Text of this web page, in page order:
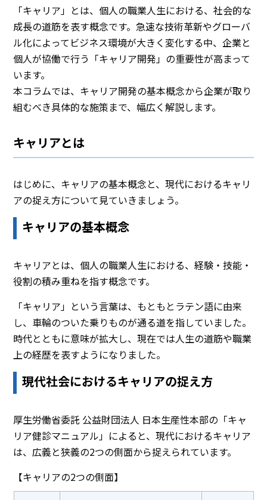
「キャリア」とは、個人の職業人生における、社会的な
成長の道筋を表す概念です。急速な技術革新やグローバ
ル化によってビジネス環境が大きく変化する中、企業と
個人が協働で行う「キャリア開発」の重要性が高まって
います。
本コラムでは、キャリア開発の基本概念から企業が取り
組むべき具体的な施策まで、幅広く解説します。
キャリアとは
はじめに、キャリアの基本概念と、現代におけるキャリ
アの捉え方について見ていきましょう。
キャリアの基本概念
キャリアとは、個人の職業人生における、経験・技能・
役割の積み重ねを指す概念です。
「キャリア」という言葉は、もともとラテン語に由来
し、車輪のついた乗りものが通る道を指していました。
時代とともに意味が拡大し、現在では人生の道筋や職業
上の経歴を表すようになりました。
現代社会におけるキャリアの捉え方
厚生労働省委託 公益財団法人 日本生産性本部の「キャ
リア健診マニュアル」によると、現代におけるキャリア
は、広義と狭義の2つの側面から捉えられています。
【キャリアの2つの側面】